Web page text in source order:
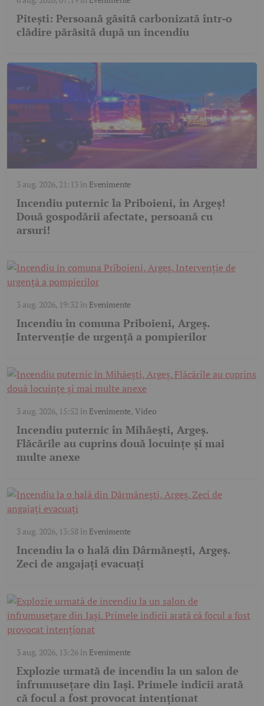
Pitești: Persoană găsită carbonizată într-o
clădire părăsită după un incendiu
3 aug. 2026, 21:13în Evenimente
Incendiu puternic la Priboieni, în Argeș!
Două gospodării afectate, persoană cu
arsuri!
3 aug. 2026, 19:32 în Evenimente
Incendiu în comuna Priboieni, Argeș.
Intervenție de urgență a pompierilor
3 aug. 2026, 15:52 în Evenimente,Video
Incendiu puternic în Mihăești, Argeș.
Flăcările au cuprins două locuințe și mai
multe anexe
3 aug. 2026, 13:58în Evenimente
Incendiu la o hală din Dârmănești, Argeș.
Zeci de angajați evacuați
3 aug. 2026, 13:26în Evenimente
Explozie urmată de incendiu la un salon de
înfrumusețare din Iași. Primele indicii arată
că focul a fost provocat intenționat